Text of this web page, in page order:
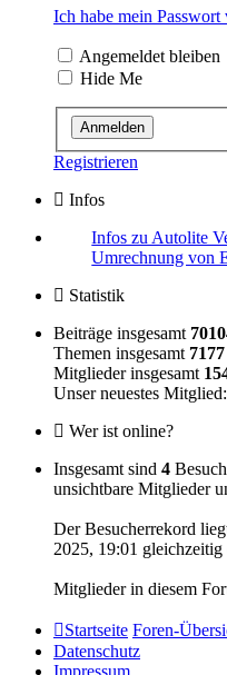
Ich habe mein Passwort
Angemeldet bleiben
Hide Me
Registrieren
Infos
Infos zu Autolite
Umrechnung von
Statistik
Beiträge insgesamt
Themen insgesamt 7177
Mitglieder insgesamt
Unser neuestes Mitglied:
Wer ist online?
Insgesamt sind 4
unsichtbare Mitglieder
Der Besucherrekord
2025, 19:01
Mitglieder in diesem
Startseite Foren-
Datenschutz
Impressum